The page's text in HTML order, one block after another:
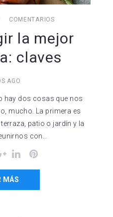
COMENTARIOS
la mejor
claves
AGO
hay dos cosas que nos
mucho. La primera es
patio o jardín y la
con…
Google+ LinkedIn
MÁS